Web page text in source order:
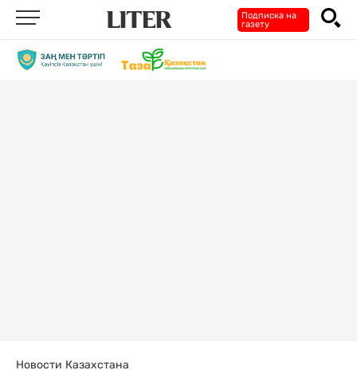
Подписка на
газету
Новости Казахстана